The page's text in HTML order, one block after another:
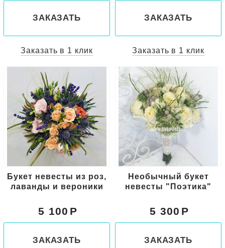
ЗАКАЗАТЬ
Заказать в 1 клик
ЗАКАЗАТЬ
Заказать в 1 клик
Букет невесты из роз,
лаванды и вероники
5 100
ЗАКАЗАТЬ
Необычный букет
невесты "Поэтика"
5 300
ЗАКАЗАТЬ